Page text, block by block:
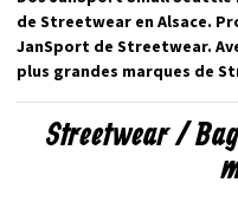
de Streetwear en Alsace.
JanSport de Streetwear.
plus grandes marques de
Streetwear /